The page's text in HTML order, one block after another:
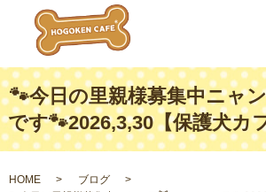
🐾今日の里親様募集中ニャ
です🐾2026,3,30【保護犬カ
HOME
ブログ